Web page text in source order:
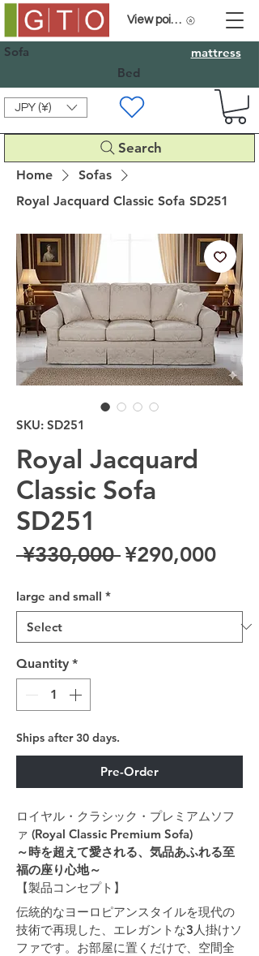
Sofa
mattress
Bed
JPY (¥)
Search
View points
Home
Sofas
Royal Jacquard Classic Sofa SD251
SKU: SD251
Royal Jacquard
Classic Sofa
SD251
¥330,000 Regular Price
¥290,000Sale
large and small *
Quantity *
Ships after 30 days.
Pre-Order
ロイヤル・クラシック・プレミアムソフ
ァ (Royal Classic Premium Sofa)
～時を超えて愛される、気品あふれる至
福の座り心地～
【製品コンセプト】
伝統的なヨーロピアンスタイルを現代の
技術で再現した、エレガントな3人掛けソ
ファです。お部屋に置くだけで、空間全